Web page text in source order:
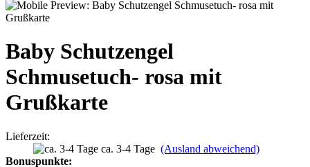
Baby Schutzengel
Schmusetuch- rosa mit
Grußkarte
Lieferzeit:
ca. 3-4 Tage (Ausland abweichend)
Bonuspunkte: